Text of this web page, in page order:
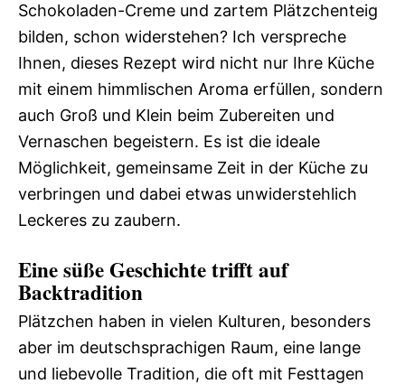
Schokoladen-Creme und zartem Plätzchenteig
bilden, schon widerstehen? Ich verspreche
Ihnen, dieses Rezept wird nicht nur Ihre Küche
mit einem himmlischen Aroma erfüllen, sondern
auch Groß und Klein beim Zubereiten und
Vernaschen begeistern. Es ist die ideale
Möglichkeit, gemeinsame Zeit in der Küche zu
verbringen und dabei etwas unwiderstehlich
Leckeres zu zaubern.
Eine süße Geschichte trifft auf
Backtradition
Plätzchen haben in vielen Kulturen, besonders
aber im deutschsprachigen Raum, eine lange
und liebevolle Tradition, die oft mit Festtagen